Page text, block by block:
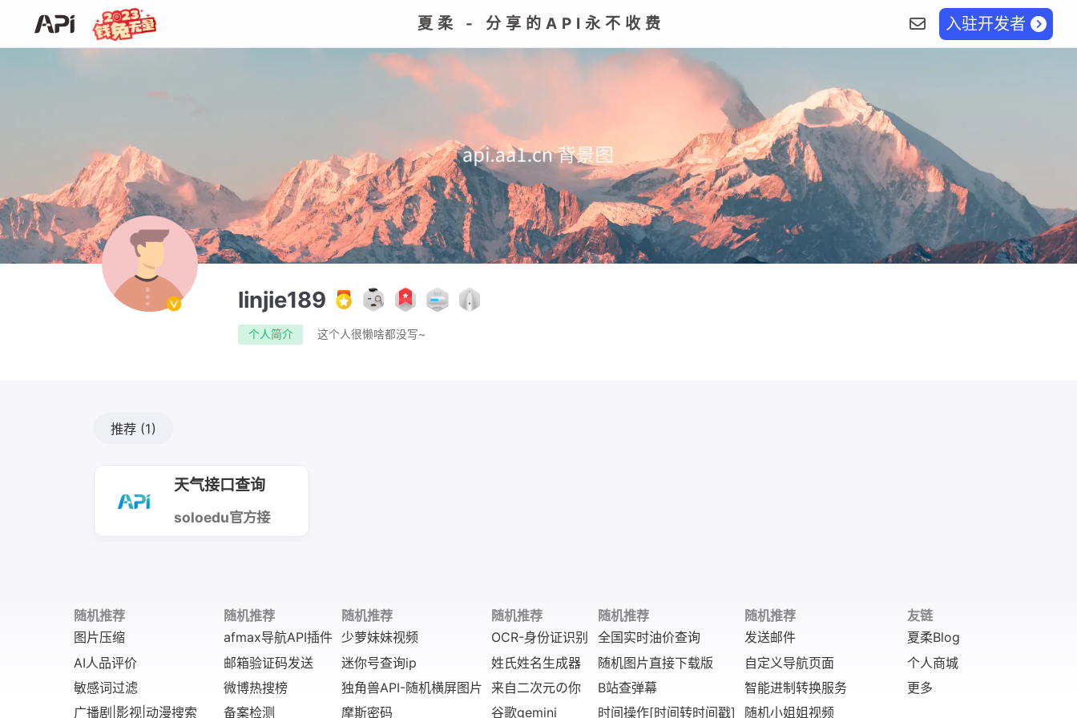
夏柔 - 分享的API永不收费 入驻开发者
linjie189
个人简介 这个人很懒啥都没写~
推荐 (1)
天气接口查询
soloedu官方接
随机推荐
图片压缩
AI人品评价
敏感词过滤
广播剧|影视|动漫搜索
随机推荐
afmax导航API插件
邮箱验证码发送
微博热搜榜
备案检测
随机推荐
少萝妹妹视频
迷你号查询ip
独角兽API-随机横屏图片
摩斯密码
随机推荐
OCR-身份证识别
姓氏姓名生成器
来自二次元の你
谷歌gemini
随机推荐
全国实时油价查询
随机图片直接下载版
B站查弹幕
时间操作[时间转时间戳]
随机推荐
发送邮件
自定义导航页面
智能进制转换服务
随机小姐姐视频
友链
夏柔Blog
个人商城
更多